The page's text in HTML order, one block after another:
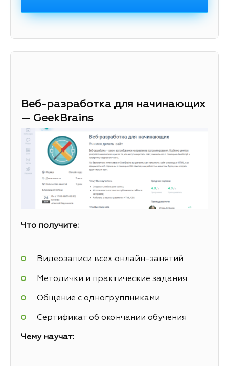
Веб-разработка для начинающих
— GeekBrains
Что получите:
Видеозаписи всех онлайн-занятий
Методички и практические задания
Общение с одногруппниками
Сертификат об окончании обучения
Чему научат: